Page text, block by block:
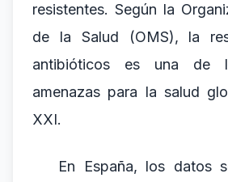
resistentes. Según la
de la Salud (OMS), la
antibióticos es una de
amenazas para la salud
XXI.
En España, los datos